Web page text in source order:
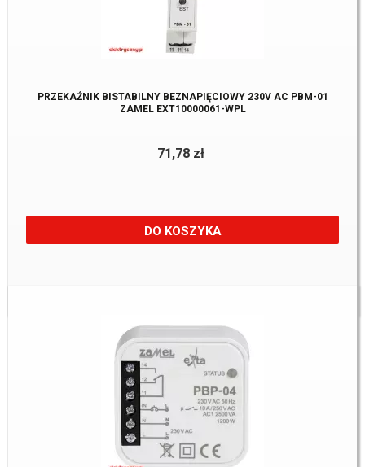
PRZEKAŹNIK BISTABILNY BEZNAPIĘCIOWY 230V AC PBM-01
ZAMEL EXT10000061-WPL
71,78 zł
DO KOSZYKA
Dostępne:2 Szt.